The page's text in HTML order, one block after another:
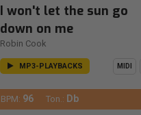
I won't let the sun go
down on me
Robin Cook
MP3-PLAYBACKS MIDI
BPM: 96 Ton.: Db